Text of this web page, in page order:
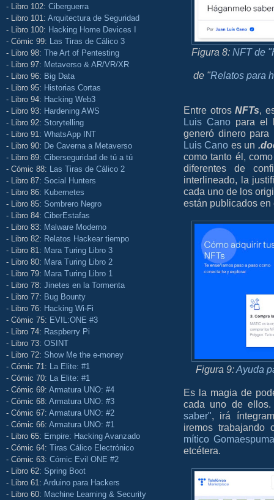
- Libro 102: Ciberguerra
- Libro 101: Arquitectura de Seguridad
- Libro 100: Hacking Home Devices I
- Cómic 99: Las Tiras de Cálico 3
- Libro 98: The Art of Pentesting
- Libro 97: Metaverso & AR/VR/XR
- Libro 96: Big Data
- Libro 95: Historias Cortas
- Libro 94: Hacking Web3
- Libro 93: Hardening AWS
- Libro 92: Storytelling
- Libro 91: WhatsApp INT
- Libro 90: De Caverna a Metaverso
- Libro 89: Ciberseguridad de tú a tú
- Cómic 88: Las Tiras de Cálico 2
- Libro 87: Social Hunters
- Libro 86: Kubernetes
- Libro 85: Sombrero Negro
- Libro 84: CiberEstafas
- Libro 83: Malware Moderno
- Libro 82: Relatos Hackear tiempo
- Libro 81: Mara Turing Libro 3
- Libro 80: Mara Turing Libro 2
- Libro 79: Mara Turing Libro 1
- Libro 78: Jinetes en la Tormenta
- Libro 77: Bug Bounty
- Libro 76: Hacking Wi-Fi
- Cómic 75: EVIL:ONE #3
- Libro 74: Raspberry Pi
- Libro 73: OSINT
- Libro 72: Show Me the e-money
- Cómic 71: La Elite: #1
- Cómic 70: La Elite: #1
- Cómic 69: Armatura UNO: #4
- Cómic 68: Armatura UNO: #3
- Cómic 67: Armatura UNO: #2
- Cómic 66: Armatura UNO: #1
- Libro 65: Empire: Hacking Avanzado
- Cómic 64: Tiras Cálico Electrónico
- Cómic 63: Cómic Evil ONE #2
- Libro 62: Spring Boot
- Libro 61: Arduino para Hackers
- Libro 60: Machine Learning & Security
Figura 8: NFT de
de "Relatos para
Entre otrosNFTs,
Luis Cano para el
generó dinero
Luis Cano es un
como tanto él,
diferentes de
interlineado, la
cada uno de los
están publicados
Figura 9:Ayuda
Es la magia de
cada uno de
saber", irá
iremos
mítico Gomaespuma
etcétera.